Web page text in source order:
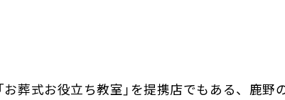
お葬式お役立ち教室」を提携店でもある、鹿